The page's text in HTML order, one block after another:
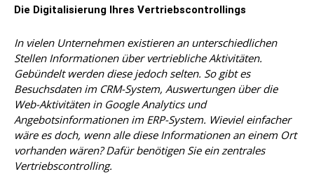
Die Digitalisierung Ihres Vertriebscontrollings
In vielen Unternehmen existieren an unterschiedlichen
Stellen Informationen über vertriebliche Aktivitäten.
Gebündelt werden diese jedoch selten. So gibt es
Besuchsdaten im CRM-System, Auswertungen über die
Web-Aktivitäten in Google Analytics und
Angebotsinformationen im ERP-System. Wieviel einfacher
wäre es doch, wenn alle diese Informationen an einem Ort
vorhanden wären? Dafür benötigen Sie ein zentrales
Vertriebscontrolling.